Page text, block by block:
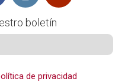
boletín
de privacidad